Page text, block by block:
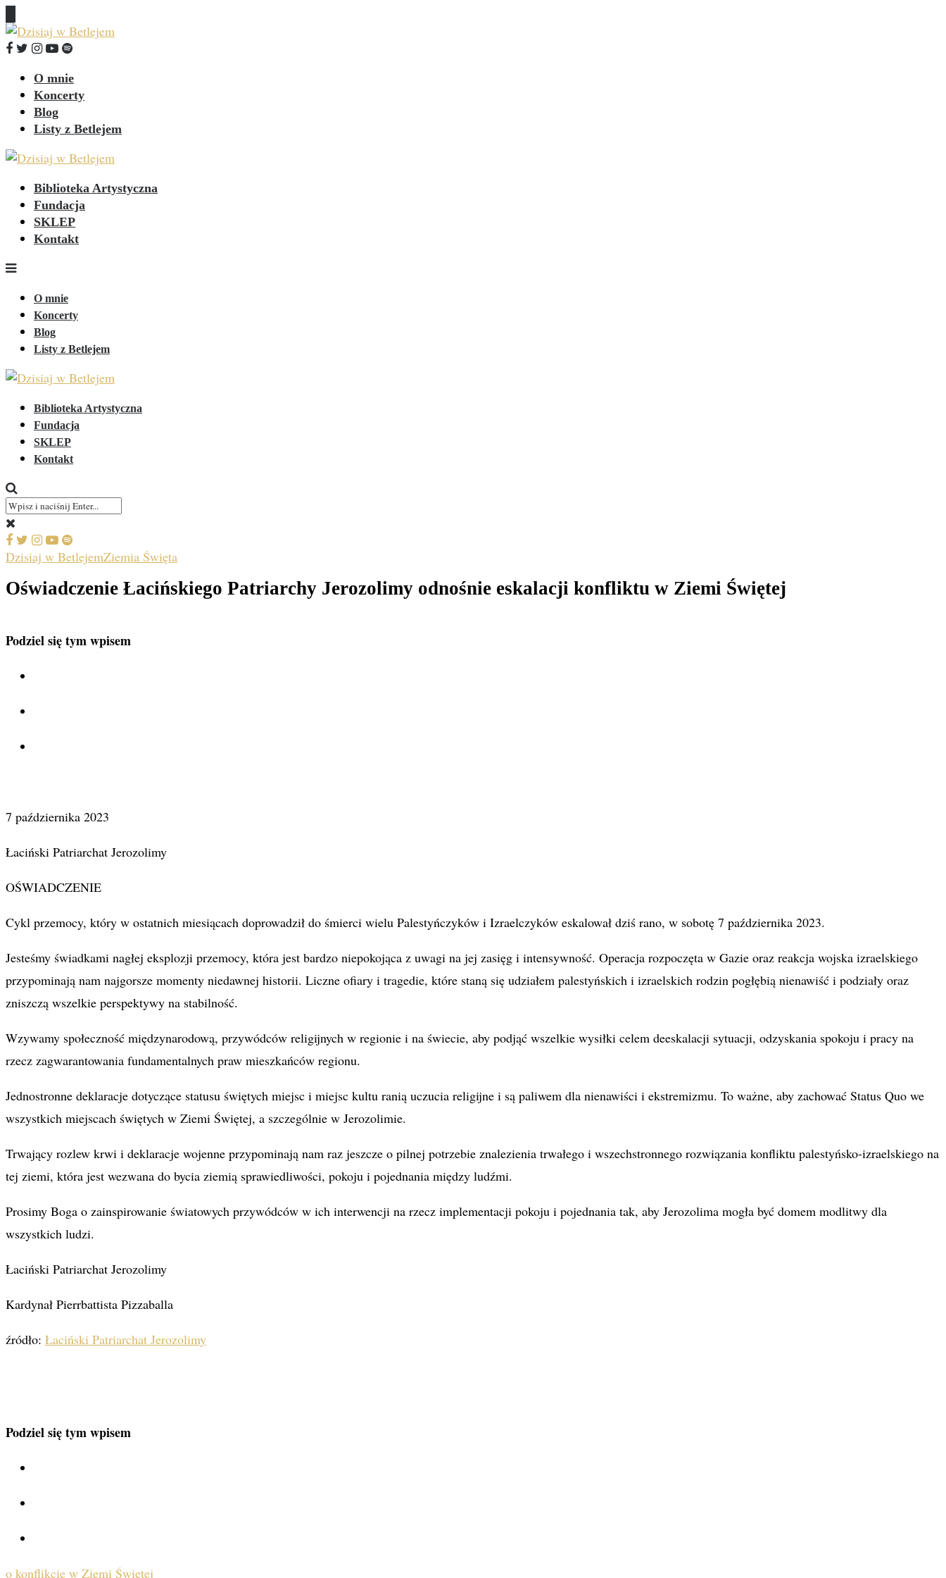
O mnie
Koncerty
Blog
Listy z Betlejem
Biblioteka Artystyczna
Fundacja
SKLEP
Kontakt
O mnie
Koncerty
Blog
Listy z Betlejem
Biblioteka Artystyczna
Fundacja
SKLEP
Kontakt
Dzisiaj w BetlejemZiemia Święta
Oświadczenie Łacińskiego Patriarchy Jerozolimy odnośnie eskalacji konfliktu w Ziemi Świętej
Podziel się tym wpisem
7 października 2023
Łaciński Patriarchat Jerozolimy
OŚWIADCZENIE
Cykl przemocy, który w ostatnich miesiącach doprowadził do śmierci wielu Palestyńczyków i Izraelczyków eskalował dziś rano, w sobotę 7 października 2023.
Jesteśmy świadkami nagłej eksplozji przemocy, która jest bardzo niepokojąca z uwagi na jej zasięg i intensywność. Operacja rozpoczęta w Gazie oraz reakcja wojska izraelskiego
przypominają nam najgorsze momenty niedawnej historii. Liczne ofiary i tragedie, które staną się udziałem palestyńskich i izraelskich rodzin pogłębią nienawiść i podziały oraz
zniszczą wszelkie perspektywy na stabilność.
Wzywamy społeczność międzynarodową, przywódców religijnych w regionie i na świecie, aby podjąć wszelkie wysiłki celem deeskalacji sytuacji, odzyskania spokoju i pracy na
rzecz zagwarantowania fundamentalnych praw mieszkańców regionu.
Jednostronne deklaracje dotyczące statusu świętych miejsc i miejsc kultu ranią uczucia religijne i są paliwem dla nienawiści i ekstremizmu. To ważne, aby zachować Status Quo we
wszystkich miejscach świętych w Ziemi Świętej, a szczególnie w Jerozolimie.
Trwający rozlew krwi i deklaracje wojenne przypominają nam raz jeszcze o pilnej potrzebie znalezienia trwałego i wszechstronnego rozwiązania konfliktu palestyńsko-izraelskiego na
tej ziemi, która jest wezwana do bycia ziemią sprawiedliwości, pokoju i pojednania między ludźmi.
Prosimy Boga o zainspirowanie światowych przywódców w ich interwencji na rzecz implementacji pokoju i pojednania tak, aby Jerozolima mogła być domem modlitwy dla
wszystkich ludzi.
Łaciński Patriarchat Jerozolimy
Kardynał Pierrbattista Pizzaballa
źródło: Łaciński Patriarchat Jerozolimy
Podziel się tym wpisem
o konflikcie w Ziemi Świętej